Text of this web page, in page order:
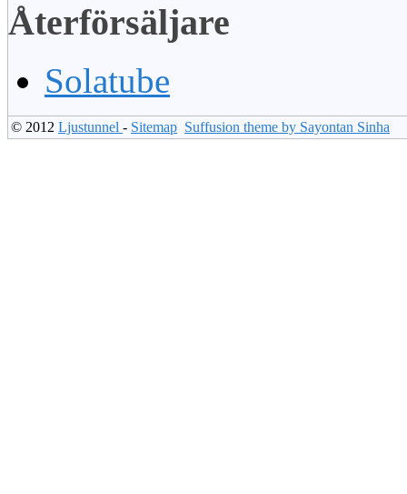
Återförsäljare
Solatube
© 2012 Ljustunnel - Sitemap Suffusion theme by Sayontan Sinha